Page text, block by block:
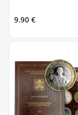
9.90 €